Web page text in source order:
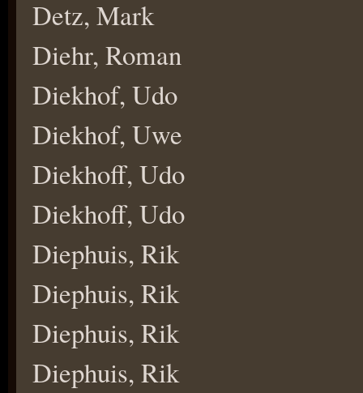
Detz, Mark
Diehr, Roman
Diekhof, Udo
Diekhof, Uwe
Diekhoff, Udo
Diekhoff, Udo
Diephuis, Rik
Diephuis, Rik
Diephuis, Rik
Diephuis, Rik